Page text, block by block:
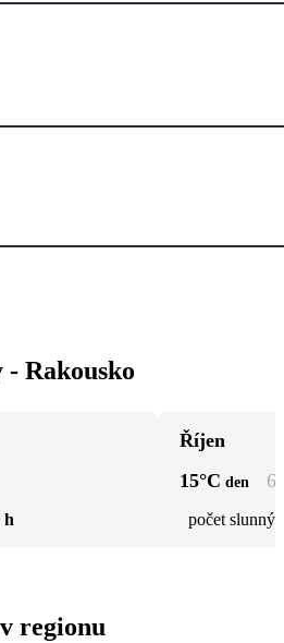
Rakousko
h
Říjen
15°C den 6
počet
regionu